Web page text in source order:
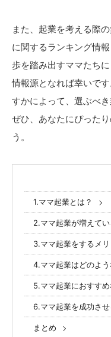
また、起業を考える際
に関するランキング情
歩を踏み出すママたち
情報源となれば幸いで
すかによって、選ぶべ
ぜひ、あなたにぴった
う。
1.ママ起業とは？
2.ママ起業が増えて
3.ママ起業をするメリ
4.ママ起業はどのよ
5.ママ起業におすす
6.ママ起業を成功さ
まとめ